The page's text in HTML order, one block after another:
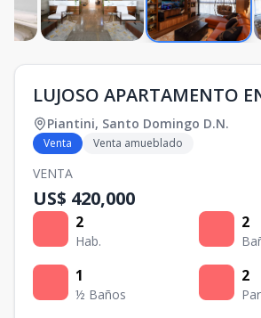
LUJOSO APARTAMENTO
Piantini, Santo Domingo D.N.
Venta Venta amueblado
VENTA
US$ 420,000
2
Hab.
2
1
½ Baños
2